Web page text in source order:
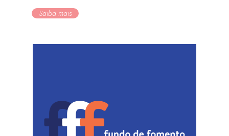
Saiba mais